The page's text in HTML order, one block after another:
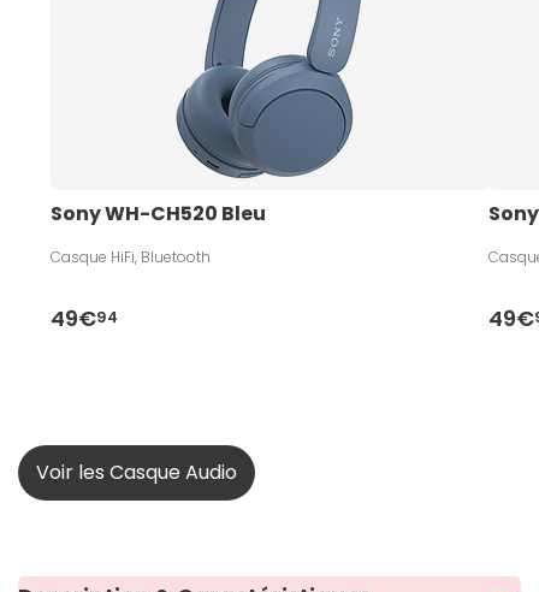
Sony WH-CH520 Bleu
Casque HiFi, Bluetooth
49€94 49€
Voir les Casque Audio